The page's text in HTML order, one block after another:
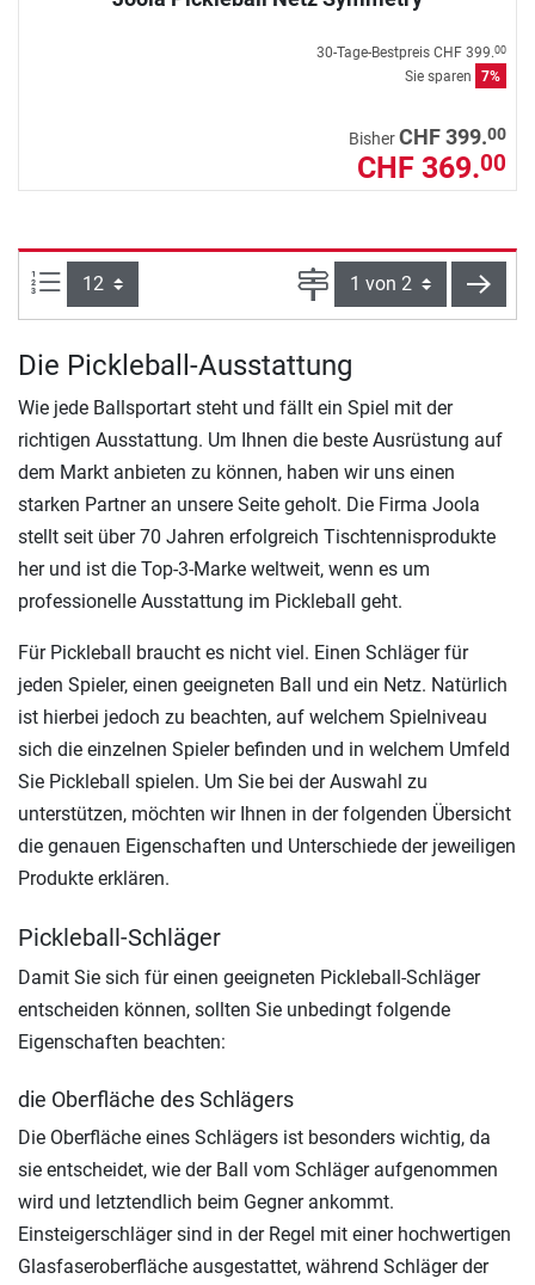
30-Tage-Bestpreis CHF 399.00
Sie sparen 7%
BisherCHF 399.00
CHF 369.00
Artikel pro Seite: Seite
Die Pickleball-Ausstattung
Wie jede Ballsportart steht und fällt ein Spiel mit der
richtigen Ausstattung. Um Ihnen die beste Ausrüstung auf
dem Markt anbieten zu können, haben wir uns einen
starken Partner an unsere Seite geholt. Die Firma Joola
stellt seit über 70 Jahren erfolgreich Tischtennisprodukte
her und ist die Top-3-Marke weltweit, wenn es um
professionelle Ausstattung im Pickleball geht.
Für Pickleball braucht es nicht viel. Einen Schläger für
jeden Spieler, einen geeigneten Ball und ein Netz. Natürlich
ist hierbei jedoch zu beachten, auf welchem Spielniveau
sich die einzelnen Spieler befinden und in welchem Umfeld
Sie Pickleball spielen. Um Sie bei der Auswahl zu
unterstützen, möchten wir Ihnen in der folgenden Übersicht
die genauen Eigenschaften und Unterschiede der jeweiligen
Produkte erklären.
Pickleball-Schläger
Damit Sie sich für einen geeigneten Pickleball-Schläger
entscheiden können, sollten Sie unbedingt folgende
Eigenschaften beachten:
die Oberfläche des Schlägers
Die Oberfläche eines Schlägers ist besonders wichtig, da
sie entscheidet, wie der Ball vom Schläger aufgenommen
wird und letztendlich beim Gegner ankommt.
Einsteigerschläger sind in der Regel mit einer hochwertigen
Glasfaseroberfläche ausgestattet, während Schläger der